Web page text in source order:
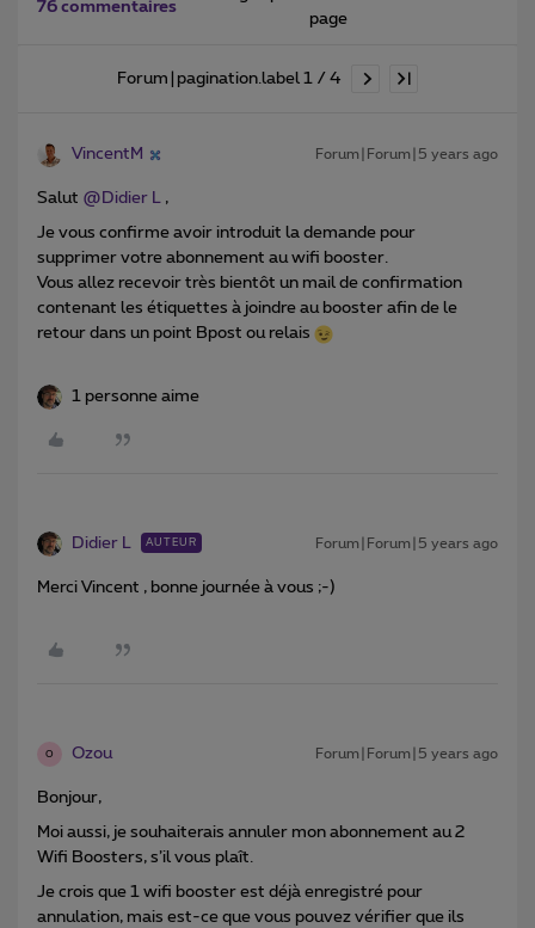
76 commentaires
page
Forum|pagination.label 1 / 4
VincentM Forum|Forum|5 years ago
Salut @Didier L ,
Je vous confirme avoir introduit la demande pour
supprimer votre abonnement au wifi booster.
Vous allez recevoir très bientôt un mail de confirmation
contenant les étiquettes à joindre au booster afin de le
retour dans un point Bpost ou relais
1 personne aime
Didier L AUTEUR Forum|Forum|5 years ago
Merci Vincent , bonne journée à vous ;-)
O Ozou Forum|Forum|5 years ago
Bonjour,
Moi aussi, je souhaiterais annuler mon abonnement au 2
Wifi Boosters, s’il vous plaît.
Je crois que 1 wifi booster est déjà enregistré pour
annulation, mais est-ce que vous pouvez vérifier que ils